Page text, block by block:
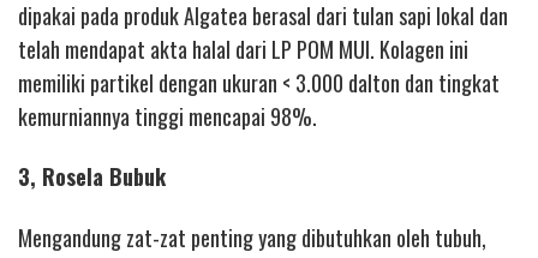
dipakai pada produk Algatea berasal dari tulan sapi lokal dan
telah mendapat akta halal dari LP POM MUI. Kolagen ini
memiliki partikel dengan ukuran < 3.000 dalton dan tingkat
kemurniannya tinggi mencapai 98%.
3, Rosela Bubuk
Mengandung zat-zat penting yang dibutuhkan oleh tubuh,